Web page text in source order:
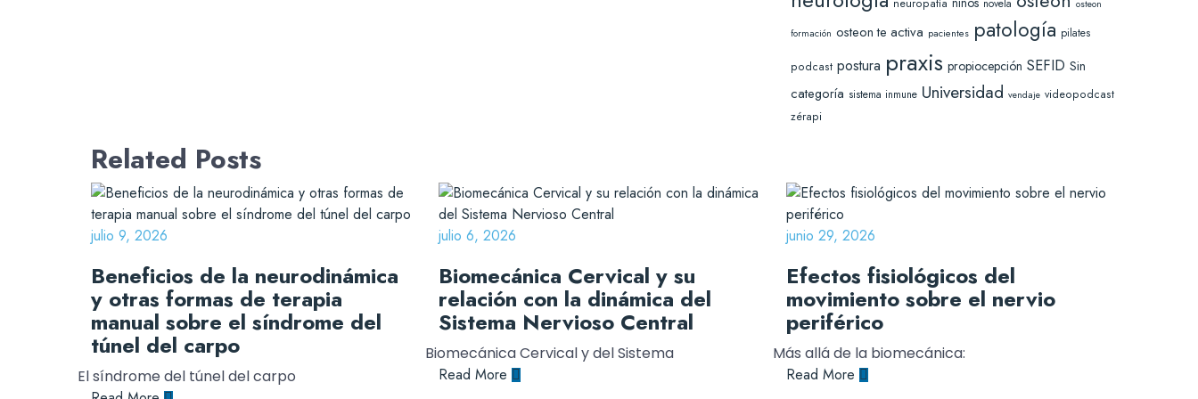
neuropatía novela osteon
formación osteon te activa pacientes patología pilates
podcast postura praxis propiocepción SEFID Sin
categoría sistema inmune Universidad vendaje videopodcast
zérapi
Related Posts
julio 9, 2026
Beneficios de la neurodinámica
y otras formas de terapia
manual sobre el síndrome del
túnel del carpo
El síndrome del túnel del carpo
julio 6, 2026
Biomecánica Cervical y su
relación con la dinámica del
Sistema Nervioso Central
Biomecánica Cervical y del Sistema
Read More
junio 29, 2026
Efectos fisiológicos del
movimiento sobre el nervio
periférico
Más allá de la biomecánica:
Read More